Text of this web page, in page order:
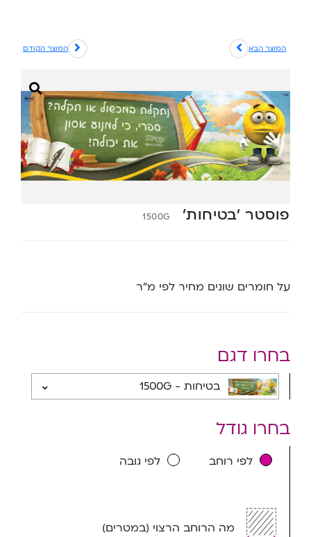
המוצר הקודם המוצר הבא
פוסטר ‘בטיחות’ 1500G
על חומרים שונים מחיר לפי מ”ר
בחרו דגם
בחרו גודל
לפי רוחב לפי גובה
מה הרוחב הרצוי (במטרים)